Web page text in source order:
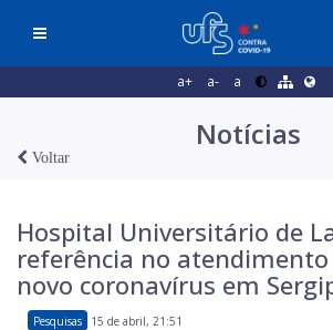
a+ a- a
Notícias
Voltar
Hospital Universitário de
referência no atendimento
novo coronavírus em
Pesquisas 15 de abril, 21:51